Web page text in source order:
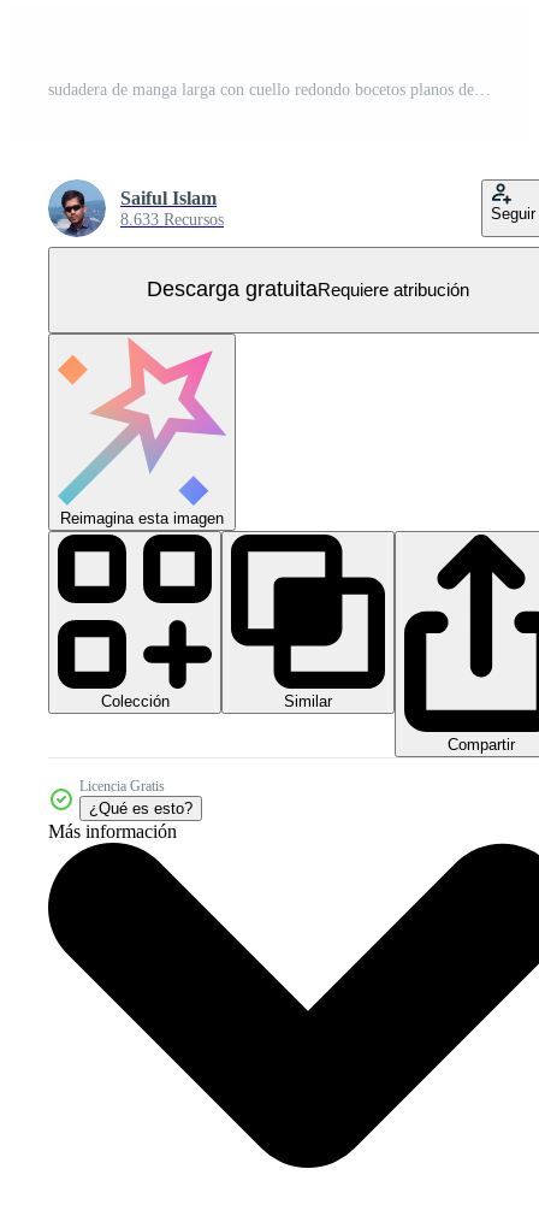
Saiful Islam
8.633 Recursos Seguir
Descarga gratuitaRequiere atribución
Reimagina esta imagen
Colección Similar
Compartir
Licencia Gratis
¿Qué es esto?
Más información